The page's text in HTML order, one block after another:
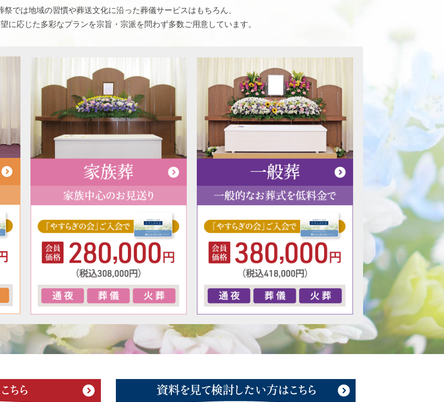
祭では地域の習慣や葬送文化に沿った葬儀サービスはもちろん、
に応じた多彩なプランを宗旨・宗派を問わず多数ご用意しています。